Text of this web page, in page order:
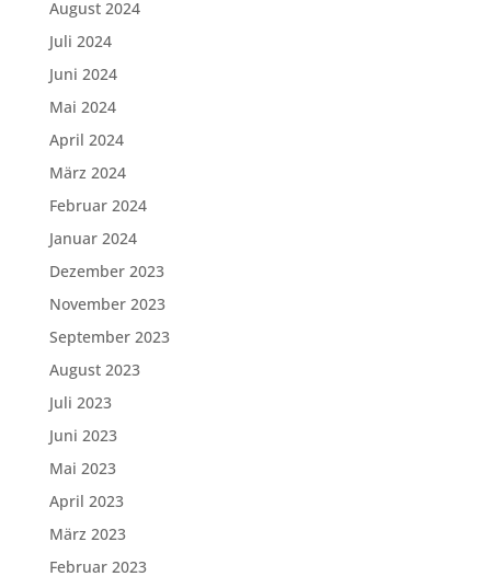
August 2024
Juli 2024
Juni 2024
Mai 2024
April 2024
März 2024
Februar 2024
Januar 2024
Dezember 2023
November 2023
September 2023
August 2023
Juli 2023
Juni 2023
Mai 2023
April 2023
März 2023
Februar 2023